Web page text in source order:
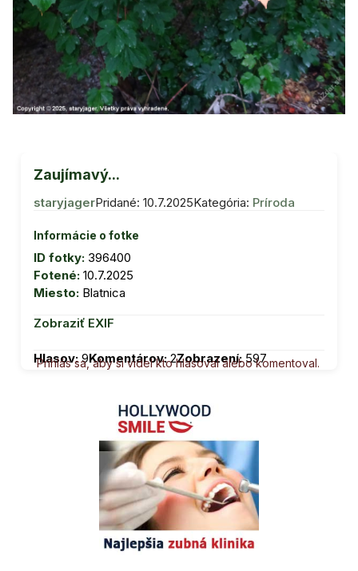
Zaujímavý...
staryjagerPridané: 10.7.2025Kategória: Príroda
Informácie o fotke
ID fotky: 396400
Fotené: 10.7.2025
Miesto: Blatnica
Zobraziť EXIF
Hlasov:9Komentárov:2Zobrazení:597
Prihlás sa, aby si videl kto hlasoval alebo komentoval.